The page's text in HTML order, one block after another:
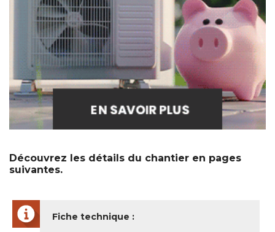
Découvrez les détails du chantier en pages
suivantes.
Fiche technique :